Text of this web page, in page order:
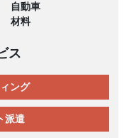
自動車
材料
ス
ング
派遣